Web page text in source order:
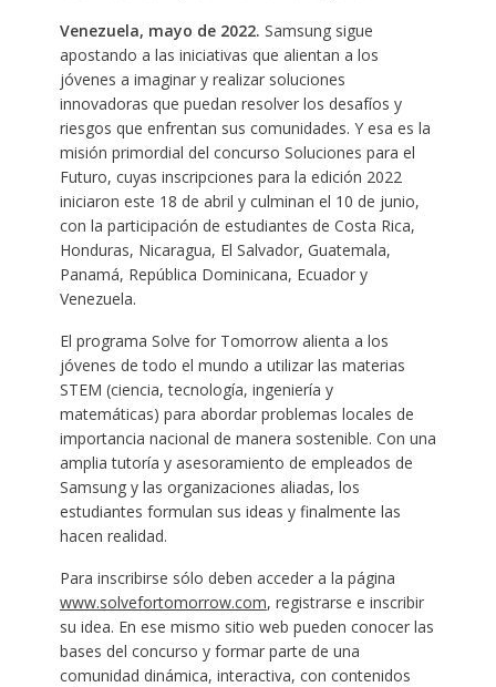
Venezuela, mayo de 2022. Samsung sigue
apostando a las iniciativas que alientan a los
jóvenes a imaginar y realizar soluciones
innovadoras que puedan resolver los desafíos y
riesgos que enfrentan sus comunidades. Y esa es la
misión primordial del concurso Soluciones para el
Futuro, cuyas inscripciones para la edición 2022
iniciaron este 18 de abril y culminan el 10 de junio,
con la participación de estudiantes de Costa Rica,
Honduras, Nicaragua, El Salvador, Guatemala,
Panamá, República Dominicana, Ecuador y
Venezuela.
El programa Solve for Tomorrow alienta a los
jóvenes de todo el mundo a utilizar las materias
STEM (ciencia, tecnología, ingeniería y
matemáticas) para abordar problemas locales de
importancia nacional de manera sostenible. Con una
amplia tutoría y asesoramiento de empleados de
Samsung y las organizaciones aliadas, los
estudiantes formulan sus ideas y finalmente las
hacen realidad.
Para inscribirse sólo deben acceder a la página
www.solvefortomorrow.com, registrarse e inscribir
su idea. En ese mismo sitio web pueden conocer las
bases del concurso y formar parte de una
comunidad dinámica, interactiva, con contenidos